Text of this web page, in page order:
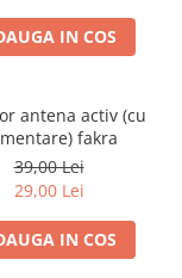
IN COS
antena activ (cu
fakra
39,00 Lei
29,00 Lei
IN COS